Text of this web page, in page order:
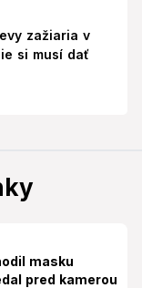
zažiaria v
si musí dať
masku
pred kamerou